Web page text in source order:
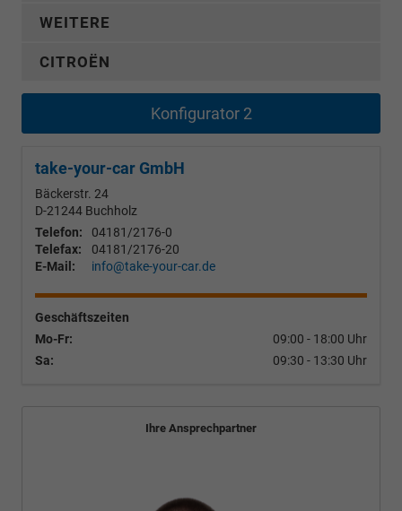
WEITERE
CITROËN
Konfigurator 2
take-your-car GmbH
Bäckerstr. 24
D-21244 Buchholz
Telefon:
04181/2176-0
Telefax:
04181/2176-20
E-Mail:
info@take-your-car.de
Geschäftszeiten
Mo-Fr:
09:00 - 18:00 Uhr
Sa:
09:30 - 13:30 Uhr
Ihre Ansprechpartner